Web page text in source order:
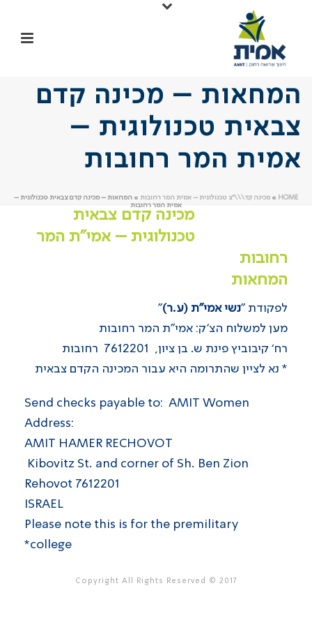
המחאות – מכינה קדם
צבאית טכנולוגית –
אמית המר רחובות
HOME
» מכינה קד\\\"צ טכנולוגית – אמית המר רחובות » המחאות – מכינה קדם צבאית טכנולוגית –
אמית המר רחובות
מכינה קדם צבאית
טכנולוגית – אמי”ת המר
רחובות
המחאות
לפקודת "נשי אמי"ת (ע.ר)"
מען למשלוח הצ'ק: אמי"ת המר רחובות
רח‘ קיבוביץ פינת ש. בן ציון, 7612201 רחובות
* נא לציין שהתרומה היא עבור המכינה הקדם צבאית
Send checks payable to: AMIT Women
:Address
AMIT HAMER RECHOVOT
Kibovitz St. and corner of Sh. Ben Zion
7612201 Rehovot
ISRAEL
Please note this is for the premilitary
college*
Copyright All Rights Reserved © 2017